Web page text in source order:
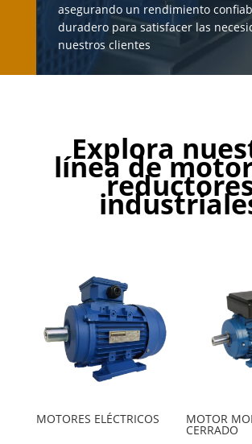
asegurando un rendimiento
duradero para satisfacer las
nuestros clientes
Explora
línea de
MOTORES ELÉCTRICOS MOTOR
CERRADO